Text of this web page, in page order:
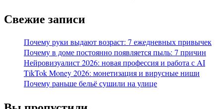
Свежие записи
Почему руки выдают возраст: 7 ежедневных привычек
Почему в доме постоянно появляется пыль: 7 причин
Нейровизуалист 2026: новая профессия и работа с AI
TikTok Money 2026: монетизация и вирусные ниши
Почему раньше бельё сушили на улице